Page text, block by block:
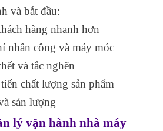
và bắt đầu:
hàng nhanh hơn
nhân công và máy móc
và tắc nghẽn
chất lượng sản phẩm
sản lượng
lý vận hành nhà máy